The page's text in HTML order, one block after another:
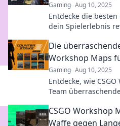
Gaming Aug 10, 2025
Entdecke die besten
dein Spielerlebnis
Herausforderungen!
Die
Workshop Maps
Gaming Aug 10, 2025
Entdecke, wie
Team
CSGO Workshop
Waffe gegen